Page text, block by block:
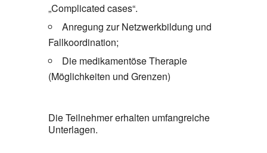
„Complicated cases“.
Anregung zur Netzwerkbildung und
Fallkoordination;
Die medikamentöse Therapie
(Möglichkeiten und Grenzen)
Die Teilnehmer erhalten umfangreiche
Unterlagen.